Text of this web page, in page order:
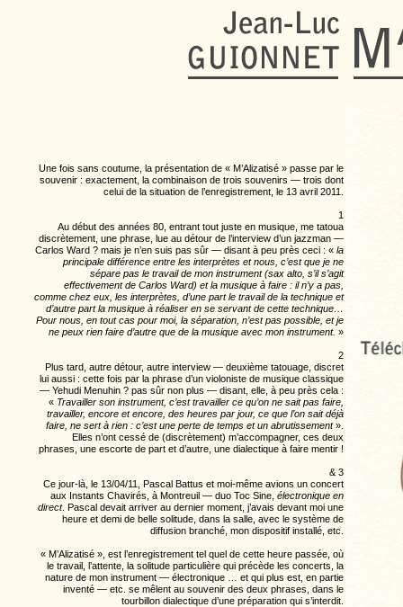
Une fois sans coutume, la présentation de « M’Alizatisé » passe par le
souvenir : exactement, la combinaison de trois souvenirs — trois dont
celui de la situation de l’enregistrement, le 13 avril 2011.
1
Au début des années 80, entrant tout juste en musique, me tatoua
discrètement, une phrase, lue au détour de l’interview d’un jazzman —
Carlos Ward ? mais je n’en suis pas sûr — disant à peu près ceci : « la
principale différence entre les interprètes et nous, c’est que je ne
sépare pas le travail de mon instrument (sax alto, s’il s’agit
effectivement de Carlos Ward) et la musique à faire : il n’y a pas,
comme chez eux, les interprètes, d’une part le travail de la technique et
d’autre part la musique à réaliser en se servant de cette technique…
Pour nous, en tout cas pour moi, la séparation, n’est pas possible, et je
ne peux rien faire d’autre que de la musique avec mon instrument. »
2
Plus tard, autre détour, autre interview — deuxième tatouage, discret
lui aussi : cette fois par la phrase d’un violoniste de musique classique
— Yehudi Menuhin ? pas sûr non plus — disant, elle, à peu près cela :
« Travailler son instrument, c’est travailler ce qu’on ne sait pas faire,
travailler, encore et encore, des heures par jour, ce que l’on sait déjà
faire, ne sert à rien : c’est une perte de temps et un abrutissement».
Elles n’ont cessé de (discrètement) m’accompagner, ces deux
phrases, une escorte de part et d’autre, une dialectique à faire mentir !
& 3
Ce jour-là, le 13/04/11, Pascal Battus et moi-même avions un concert
aux Instants Chavirés, à Montreuil — duo Toc Sine, électronique en
direct. Pascal devait arriver au dernier moment, j’avais devant moi une
heure et demi de belle solitude, dans la salle, avec le système de
diffusion branché, mon dispositif installé, etc.
« M’Alizatisé », est l’enregistrement tel quel de cette heure passée, où
le travail, l’attente, la solitude particulière qui précède les concerts, la
nature de mon instrument — électronique … et qui plus est, en partie
inventé — etc. se mêlent au souvenir des deux phrases, dans le
tourbillon dialectique d’une préparation qui s’interdit.